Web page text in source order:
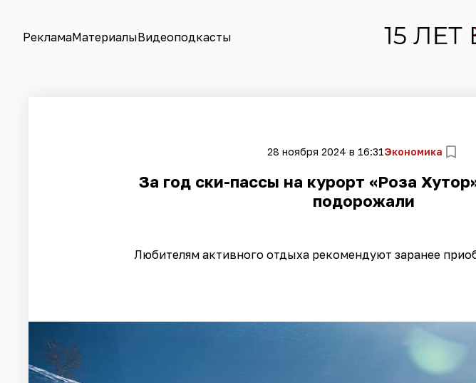
РекламаМатериалыВидеоподкасты
28 ноября 2024 в 16:31Экономика
За год ски-пассы на курорт «Роза
подорожали
Любителям активного отдыха рекомендуют заранее